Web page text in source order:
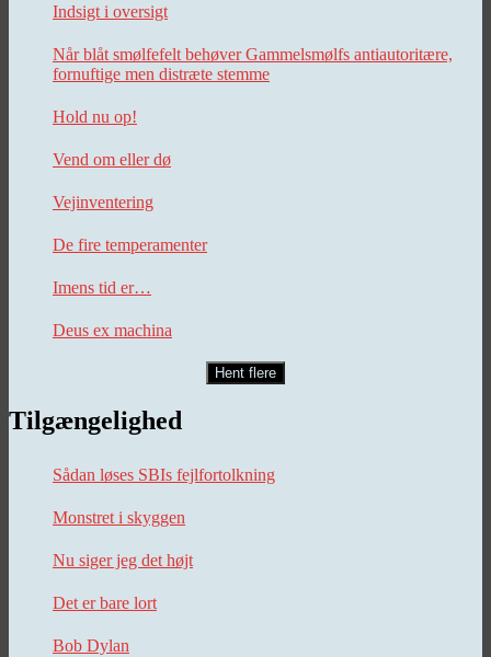
Indsigt i oversigt
Når blåt smølfefelt behøver Gammelsmølfs antiautoritære,
fornuftige men distræte stemme
Hold nu op!
Vend om eller dø
Vejinventering
De fire temperamenter
Imens tid er…
Deus ex machina
Hent flere
Tilgængelighed
Sådan løses SBIs fejlfortolkning
Monstret i skyggen
Nu siger jeg det højt
Det er bare lort
Bob Dylan